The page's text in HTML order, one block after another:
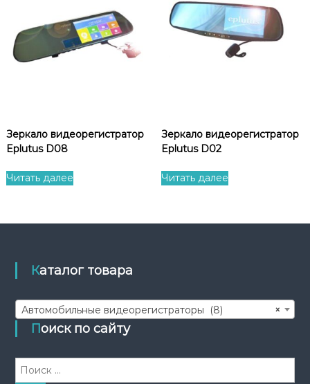
Зеркало видеорегистратор
Eplutus D08
Читать далее
Зеркало видеорегистратор
Eplutus D02
Читать далее
Каталог товара
×
Автомобильные видеорегистраторы (8)
Поиск по сайту
И